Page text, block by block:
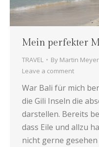
Mein perfekter
TRAVEL By Martin Meyer
Leave a comment
War Bali für mich
die Gili Inseln die
darstellen. Bereits
dass Eile und allzu
nicht gerne gesehen